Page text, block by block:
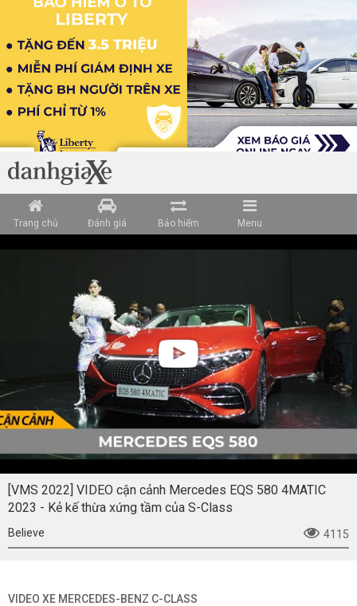
Trang chủ Đánh giá Bảo hiểm Menu
[VMS 2022] VIDEO cận cảnh Mercedes EQS 580 4MATIC
2023 - Kẻ kế thừa xứng tầm của S-Class
Believe 4115
VIDEO XE MERCEDES-BENZ C-CLASS